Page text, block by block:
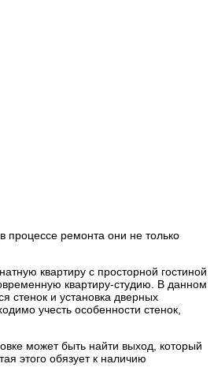
процессе ремонта они не только
квартиру с просторной гостиной
квартиру-студию. В данном
стенок и установка дверных
учесть особенности стенок,
может быть найти выход, который
этого обязует к наличию